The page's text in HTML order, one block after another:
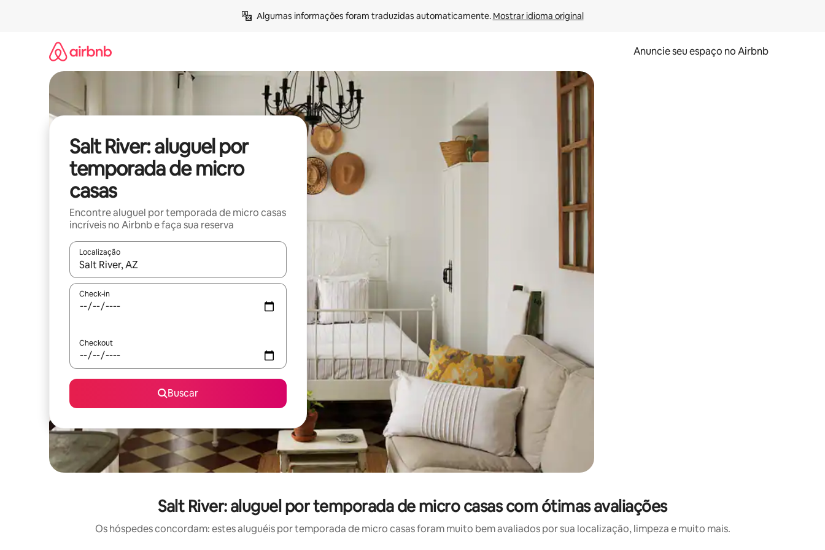
Algumas informações foram traduzidas automaticamente. Mostrar idioma original
Anuncie seu espaço no Airbnb
Salt River: aluguel por
temporada de micro
casas
Encontre aluguel por temporada de micro casas
incríveis no Airbnb e faça sua reserva
Localização
Quando os resultados estiverem disponíveis, explore-os usando as seta para cima e para baixo do teclado ou tocando e deslizando o dedo na tela.
Check-in
Checkout
Buscar
Salt River: aluguel por temporada de micro casas com ótimas avaliações
Os hóspedes concordam: estes aluguéis por temporada de micro casas foram muito bem avaliados por sua localização, limpeza e muito mais.